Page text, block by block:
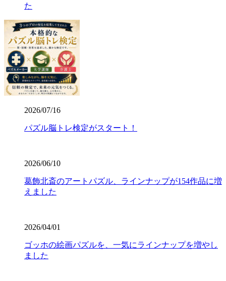
た
2026/07/16
パズル脳トレ検定がスタート！
2026/06/10
葛飾北斎のアートパズル、ラインナップが154作品に増
えました
2026/04/01
ゴッホの絵画パズルを、一気にラインナップを増やし
ました